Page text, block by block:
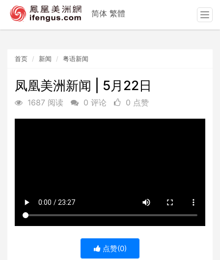
首页 新闻 粤语新闻
凤凰美洲新闻 | 5月22日
1687 阅读 0 评论 0 点赞
点赞(0)
简体 繁體
T
o